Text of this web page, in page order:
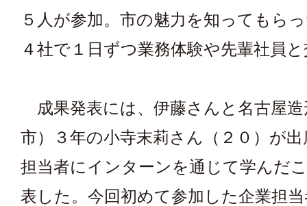
５人が参加。市の魅力を知ってもら
４社で１日ずつ業務体験や先輩社員
成果発表には、伊藤さんと名古屋造
市）３年の小寺末莉さん（２０）が
担当者にインターンを通じて学んだ
表した。今回初めて参加した企業担